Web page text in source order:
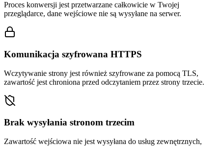
Proces konwersji jest przetwarzane całkowicie w Twojej
przeglądarce, dane wejściowe nie są wysyłane na serwer.
Komunikacja szyfrowana HTTPS
Wczytywanie strony jest również szyfrowane za pomocą TLS,
zawartość jest chroniona przed odczytaniem przez strony trzecie.
Brak wysyłania stronom trzecim
Zawartość wejściowa nie jest wysyłana do usług zewnętrznych,